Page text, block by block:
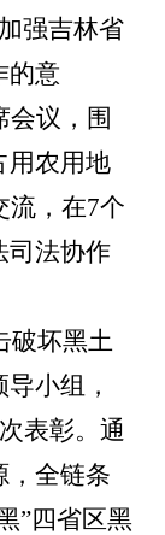
强吉林省
的意
会议，围
用农用地
流，在7个
司法协作
破坏黑土
小组，
表彰。通
，全链条
”四省区黑